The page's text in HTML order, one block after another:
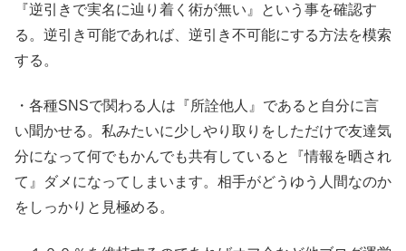
『逆引きで実名に辿り着く術が無い』という事を確認す
る。逆引き可能であれば、逆引き不可能にする方法を模索
する。
・各種SNSで関わる人は『所詮他人』であると自分に言
い聞かせる。私みたいに少しやり取りをしただけで友達気
分になって何でもかんでも共有していると『情報を晒され
て』ダメになってしまいます。相手がどうゆう人間なのか
をしっかりと見極める。